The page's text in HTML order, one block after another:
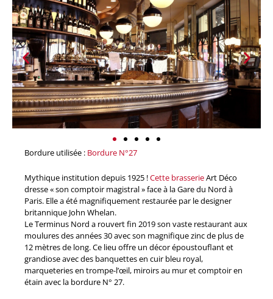
Bordure utilisée : Bordure N°27
Mythique institution depuis 1925 !Cette brasserieArt Déco
dresse « son comptoir magistral » face à la Gare du Nord à
Paris. Elle a été magnifiquement restaurée par le designer
britannique John Whelan.
Le Terminus Nord a rouvert fin 2019 son vaste restaurant aux
moulures des années 30 avec son magnifique zinc de plus de
12 mètres de long. Ce lieu offre un décor époustouflant et
grandiose avec des banquettes en cuir bleu royal,
marqueteries en trompe-l’œil, miroirs au mur et comptoir en
étain avec la bordure N° 27.